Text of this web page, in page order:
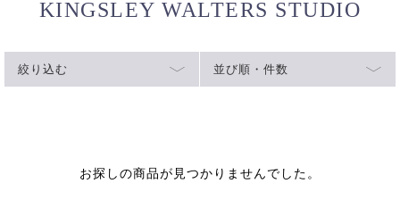
KINGSLEY WALTERS STUDIO
絞り込む 並び順・件数
お探しの商品が見つかりませんでした。